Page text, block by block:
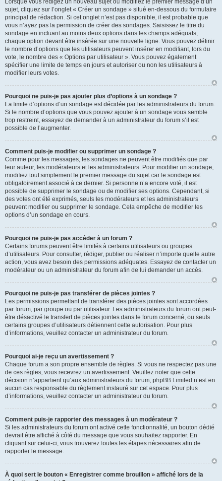
Lorsque vous rédigez un nouveau sujet ou modifiez le premier message d’un
sujet, cliquez sur l’onglet « Créer un sondage » situé en-dessous du formulaire
principal de rédaction. Si cet onglet n’est pas disponible, il est probable que
vous n’ayez pas la permission de créer des sondages. Saisissez le titre du
sondage en incluant au moins deux options dans les champs adéquats,
chaque option devant être insérée sur une nouvelle ligne. Vous pouvez définir
le nombre d’options que les utilisateurs peuvent insérer en modifiant, lors du
vote, le nombre des « Options par utilisateur ». Vous pouvez également
spécifier une limite de temps en jours et autoriser ou non les utilisateurs à
modifier leurs votes.
Pourquoi ne puis-je pas ajouter plus d’options à un sondage ?
La limite d’options d’un sondage est décidée par les administrateurs du forum.
Si le nombre d’options que vous pouvez ajouter à un sondage vous semble
trop restreint, essayez de demander à un administrateur du forum s’il est
possible de l’augmenter.
Comment puis-je modifier ou supprimer un sondage ?
Comme pour les messages, les sondages ne peuvent être modifiés que par
leur auteur, les modérateurs et les administrateurs. Pour modifier un sondage,
modifiez tout simplement le premier message du sujet car le sondage est
obligatoirement associé à ce dernier. Si personne n’a encore voté, il est
possible de supprimer le sondage ou de modifier ses options. Cependant, si
des votes ont été exprimés, seuls les modérateurs et les administrateurs
peuvent modifier ou supprimer le sondage. Cela empêche de modifier les
options d’un sondage en cours.
Pourquoi ne puis-je pas accéder à un forum ?
Certains forums peuvent être limités à certains utilisateurs ou groupes
d’utilisateurs. Pour consulter, rédiger, publier ou réaliser n’importe quelle autre
action, vous avez besoin des permissions adéquates. Essayez de contacter un
modérateur ou un administrateur du forum afin de lui demander un accès.
Pourquoi ne puis-je pas transférer de pièces jointes ?
Les permissions permettant de transférer des pièces jointes sont accordées
par forum, par groupe ou par utilisateur. Les administrateurs du forum ont peut-
être désactivé le transfert de pièces jointes dans le forum concerné, ou seuls
certains groupes d’utilisateurs détiennent cette autorisation. Pour plus
d’informations, veuillez contacter un administrateur du forum.
Pourquoi ai-je reçu un avertissement ?
Chaque forum a son propre ensemble de règles. Si vous ne respectez pas une
de ces règles, vous recevrez un avertissement. Veuillez noter que cette
décision n’appartient qu’aux administrateurs du forum, phpBB Limited n’est en
aucun cas responsable du règlement instauré sur cet espace. Pour plus
d’informations, veuillez contacter un administrateur du forum.
Comment puis-je rapporter des messages à un modérateur ?
Si les administrateurs du forum ont activé cette fonctionnalité, un bouton dédié
devrait être affiché à côté du message que vous souhaitez rapporter. En
cliquant sur celui-ci, vous trouverez toutes les étapes nécessaires afin de
rapporter le message.
À quoi sert le bouton « Enregistrer comme brouillon » affiché lors de la